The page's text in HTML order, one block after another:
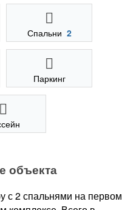
Спальни 2
Паркинг
объекта
с 2 спальнями на первом